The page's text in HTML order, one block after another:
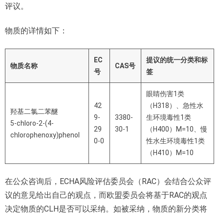
评议。
物质的详情如下：
物质名称
EC
号
CAS号
提议的统一分类和标
签
羟基二氯二苯醚
5-chloro-2-(4-
chlorophenoxy)phenol
42
9-
29
0-0
3380-
30-1
眼睛伤害1类
（H318）、急性水
生环境毒性1类
（H400）M=10、慢
性水生环境毒性1类
（H410）M=10
在公众咨询后，ECHA风险评估委员会（RAC）会结合公众评
议的意见给出自己的观点，而欧盟委员会将基于RAC的观点
决定物质的CLH是否可以采纳。如被采纳，物质的新分类将